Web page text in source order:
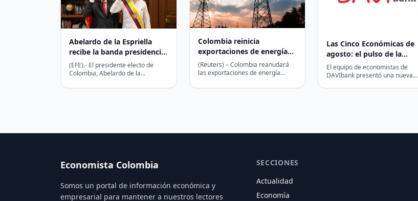
Abelardo de la Espriella
recibe la banda presidencial
que utilizará en su
investidura
(EFE).- El presidente electo de
Colombia, Abelardo de la
banda presidencial que utilizará…
Colombia reinicia
exportaciones de energía
eléctrica a Ecuador
(Reuters) – Colombia reanudará
las exportaciones de energía
miércoles, anunció el martes el…
Las Cinco Económicas de
agosto: el pulso de la
economía colombiana, la
inflación y las señales que
El equipo de economistas de
DAVIbank presentó una nueva
Economista Colombia
Somos un portal de información económica y
empresarial para mantener a nuestros lectores
SECCIONES
Actualidad
Economía